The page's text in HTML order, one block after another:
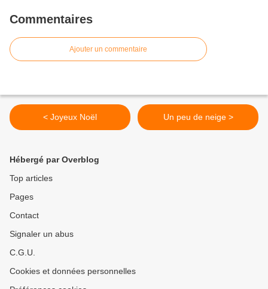
Commentaires
Ajouter un commentaire
< Joyeux Noël Un peu de neige >
Hébergé par Overblog
Top articles
Pages
Contact
Signaler un abus
C.G.U.
Cookies et données personnelles